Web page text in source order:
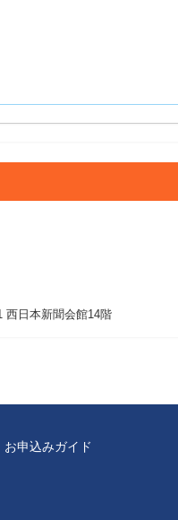
西日本新聞会館14階
お申込みガイド